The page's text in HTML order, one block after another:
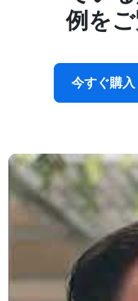
例を
今すぐ購入